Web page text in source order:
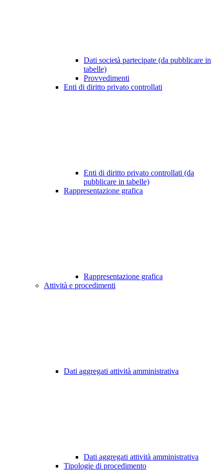
Dati società partecipate (da pubblicare in
tabelle)
Provvedimenti
Enti di diritto privato controllati
Enti di diritto privato controllati (da
pubblicare in tabelle)
Rappresentazione grafica
Rappresentazione grafica
Attività e procedimenti
Dati aggregati attività amministrativa
Dati aggregati attività amministrativa
Tipologie di procedimento